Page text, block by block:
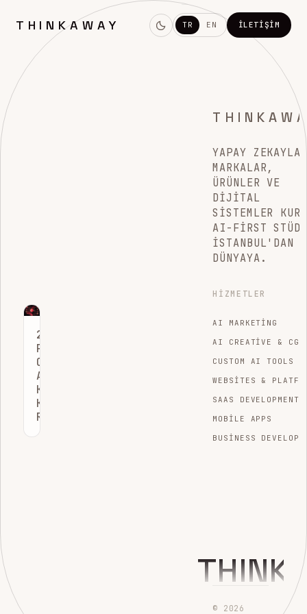
THINKAWAY TR EN İLETIŞIM
2026
PAZARLAMA
OTOMASYONU
ARAÇLARI
KAPSAMLI
KARŞILAŞTIRMA
REHBERI
YAPAY ZEKAYLA
MARKALAR,
ÜRÜNLER VE
DIJITAL
SISTEMLER
AI-FIRST
İSTANBUL'DAN
DÜNYAYA.
HIZMETLER
AI MARKETING
AI CREATIVE & CGI
CUSTOM AI TOOLS
WEBSITES &
SAAS DEVELOPMENT
MOBILE APPS
BUSINESS
© 2026